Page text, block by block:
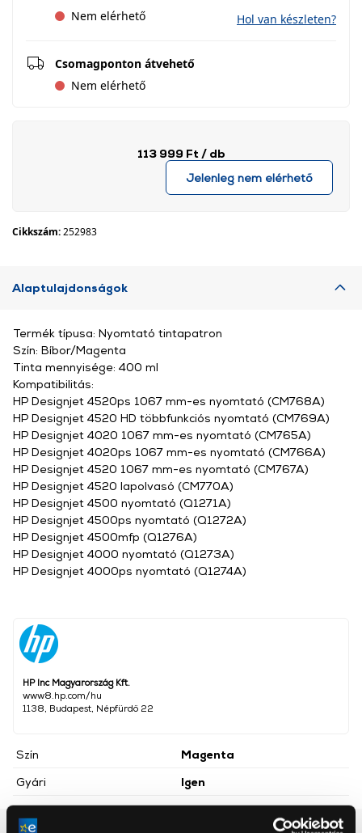
Nem elérhető
Hol van készleten?
Csomagponton átvehető
Nem elérhető
113 999 Ft / db
Jelenleg nem elérhető
Cikkszám:252983
Alaptulajdonságok
HP Inc Magyarország Kft.
www8.hp.com/hu
1138, Budapest, Népfürdő 22
Szín
Magenta
Gyári
Igen
Termék típusa: Nyomtató tintapatron
Szín: Bíbor/Magenta
Tinta mennyisége: 400 ml
Kompatibilitás:
HP Designjet 4520ps 1067 mm-es nyomtató (CM768A)
HP Designjet 4520 HD többfunkciós nyomtató (CM769A)
HP Designjet 4020 1067 mm-es nyomtató (CM765A)
HP Designjet 4020ps 1067 mm-es nyomtató (CM766A)
HP Designjet 4520 1067 mm-es nyomtató (CM767A)
HP Designjet 4520 lapolvasó (CM770A)
HP Designjet 4500 nyomtató (Q1271A)
HP Designjet 4500ps nyomtató (Q1272A)
HP Designjet 4500mfp (Q1276A)
HP Designjet 4000 nyomtató (Q1273A)
HP Designjet 4000ps nyomtató (Q1274A)
Részletes ismertető